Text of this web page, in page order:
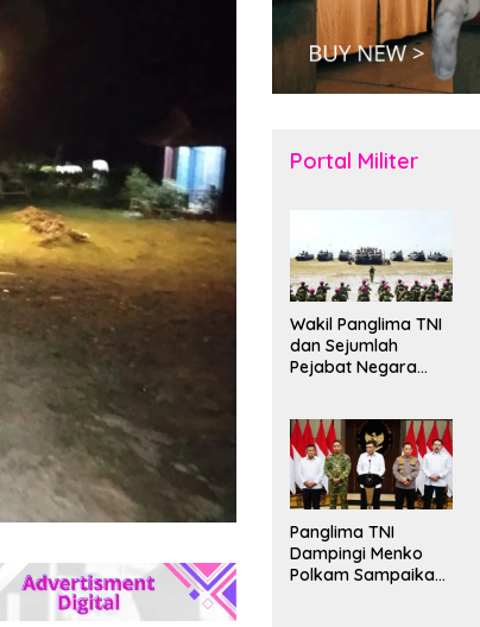
Portal Militer
Wakil Panglima TNI
dan Sejumlah
Pejabat Negara
Brevet Korps
Marinir
Panglima TNI
Dampingi Menko
Polkam Sampaikan